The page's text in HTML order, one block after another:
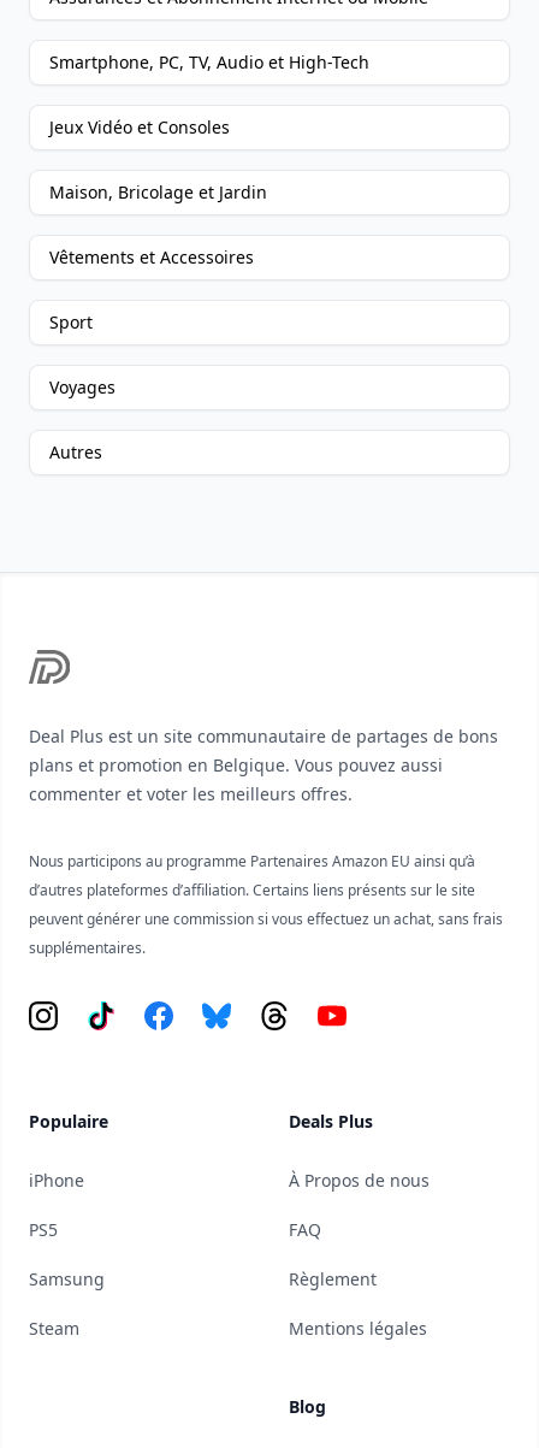
Smartphone, PC, TV, Audio et High-Tech
Jeux Vidéo et Consoles
Maison, Bricolage et Jardin
Vêtements et Accessoires
Sport
Voyages
Autres
Deal Plus est un site communautaire de partages de bons
plans et promotion en Belgique. Vous pouvez aussi
commenter et voter les meilleurs offres.
Nous participons au programme Partenaires Amazon EU ainsi qu’à
d’autres plateformes d’affiliation. Certains liens présents sur le site
peuvent générer une commission si vous effectuez un achat, sans frais
supplémentaires.
Instagram
Tiktok FacebookBlueskyThreadsYouTube
Populaire
iPhone
PS5
Samsung
Steam
Deals Plus
À Propos de nous
FAQ
Règlement
Mentions légales
Blog